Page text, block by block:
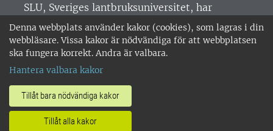
Denna webbplats använder kakor (cookies), som lagras i din
webbläsare. Vissa kakor är nödvändiga för att webbplatsen
ska fungera korrekt. Andra är valbara.
Hantera valbara kakor
Tillåt bara nödvändiga kakor
Tillåt alla kakor
SLU, Sveriges lantbruksuniversitet, har
verksamhet över hela Sverige. Huvudorter är
Alnarp, Uppsala och Umeå.SLU är
miljöcertifierat enligt ISO 14001. •
018-67 10 00 • Org nr: 202100-2817 •
Om SLU:s webbplatser
•Hantera kakor•Behandling av
personuppgifter